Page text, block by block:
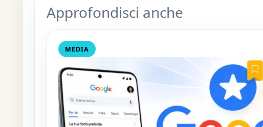
Approfondisci anche
MEDIA